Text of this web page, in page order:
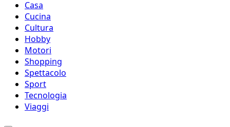
Casa
Cucina
Cultura
Hobby
Motori
Shopping
Spettacolo
Sport
Tecnologia
Viaggi
Le 16 migliori serie TV
originali Netflix